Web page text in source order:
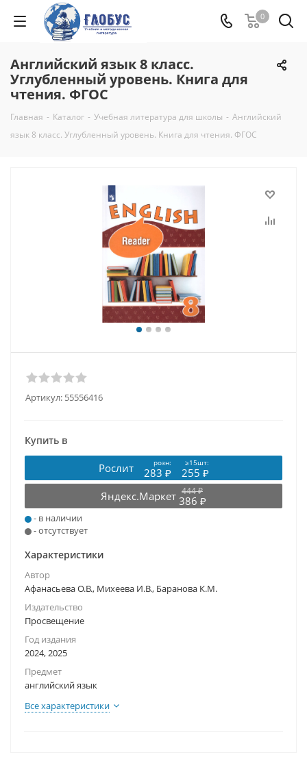
0
Английский язык 8 класс.
Углубленный уровень. Книга для
чтения. ФГОС
Главная - Каталог - Учебная литература для школы - Английский
язык 8 класс. Углубленный уровень. Книга для чтения. ФГОС
Артикул: 55556416
Купить в
Рослит розн: ≥15шт:
283 ₽
255 ₽
Яндекс.Маркет 444 ₽
386 ₽
- в наличии
- отсутствует
Характеристики
Автор
Афанасьева О.В., Михеева И.В., Баранова К.М.
Издательство
Просвещение
Год издания
2024, 2025
Предмет
английский язык
Все характеристики